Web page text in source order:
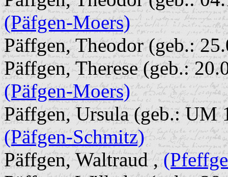
(Päfgen-Moers)
Päffgen, Theodor (geb.:
Päffgen, Therese (geb.:
(Päfgen-Moers)
Päffgen, Ursula (geb.: UM
(Päfgen-Schmitz)
Päffgen, Waltraud ,